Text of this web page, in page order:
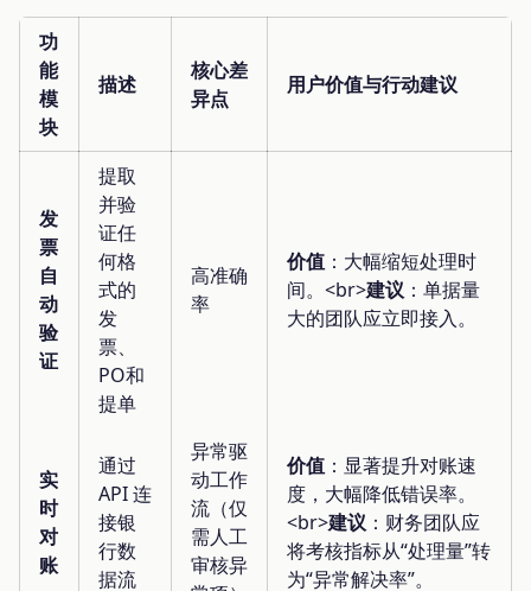
功
能
模
块
描述
核心差
异点
用户价值与行动建议
发
票
自
动
验
证
提取
并验
证任
何格
式的
发
票、
PO和
提单
高准确
率
价值 ：大幅缩短处理时
间。<br>建议 ：单据量
大的团队应立即接入。
实
时
对
账
通过
API 连
接银
行数
据流
异常驱
动工作
流（仅
需人工
审核异
价值 ：显著提升对账速
度，大幅降低错误率。
<br>建议 ：财务团队应
将考核指标从“处理量”转
为“异常解决率”。